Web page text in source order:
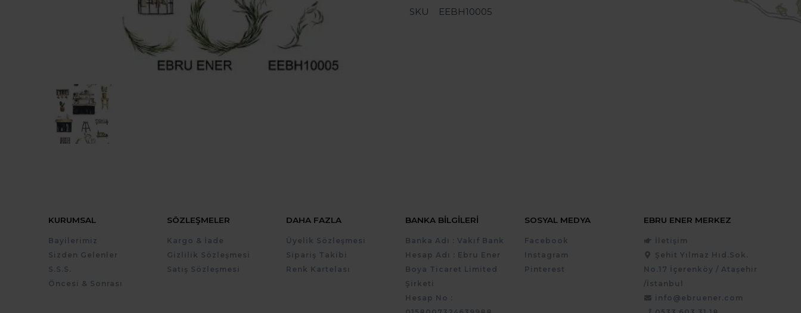
SKU EEBH10005
KURUMSAL
Bayilerimiz
Sizden Gelenler
S.S.S.
Öncesi & Sonrası
SÖZLEŞMELER
Kargo & İade
Gizlilik Sözleşmesi
Satış Sözleşmesi
DAHA FAZLA
Üyelik Sözleşmesi
Sipariş Takibi
Renk Kartelası
BANKA BILGILERI
Banka Adı : Vakıf Bank
Hesap Adı : Ebru Ener
Boya Ticaret Limited
Şirketi
Hesap No :
SOSYAL MEDYA
Facebook
Instagram
Pinterest
EBRU ENER MERKEZ
İletişim
Şehit Yılmaz Hıd.Sok.
No.17 İçerenköy / Ataşehir
/İstanbul
info@ebruener.com